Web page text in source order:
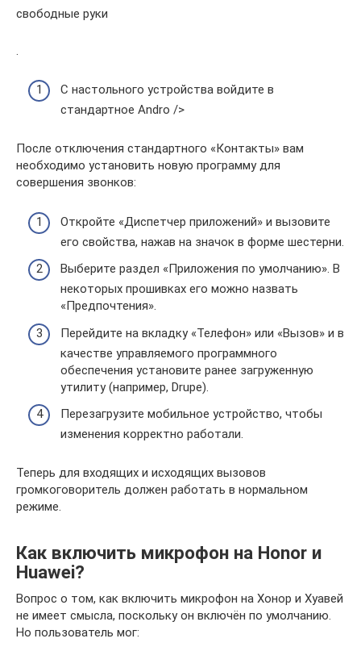
свободные руки
.
С настольного устройства войдите в
стандартное Andro />
После отключения стандартного «Контакты» вам
необходимо установить новую программу для
совершения звонков:
Откройте «Диспетчер приложений» и вызовите
его свойства, нажав на значок в форме шестерни.
Выберите раздел «Приложения по умолчанию». В
некоторых прошивках его можно назвать
«Предпочтения».
Перейдите на вкладку «Телефон» или «Вызов» и в
качестве управляемого программного
обеспечения установите ранее загруженную
утилиту (например, Drupe).
Перезагрузите мобильное устройство, чтобы
изменения корректно работали.
Теперь для входящих и исходящих вызовов
громкоговоритель должен работать в нормальном
режиме.
Как включить микрофон на Honor и
Huawei?
Вопрос о том, как включить микрофон на Хонор и Хуавей
не имеет смысла, поскольку он включён по умолчанию.
Но пользователь мог: